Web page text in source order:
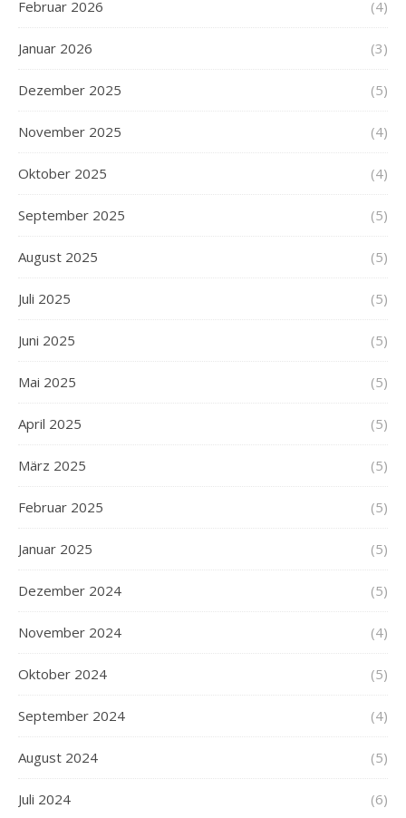
Februar 2026 (4)
Januar 2026 (3)
Dezember 2025 (5)
November 2025 (4)
Oktober 2025 (4)
September 2025 (5)
August 2025 (5)
Juli 2025 (5)
Juni 2025 (5)
Mai 2025 (5)
April 2025 (5)
März 2025 (5)
Februar 2025 (5)
Januar 2025 (5)
Dezember 2024 (5)
November 2024 (4)
Oktober 2024 (5)
September 2024 (4)
August 2024 (5)
Juli 2024 (6)